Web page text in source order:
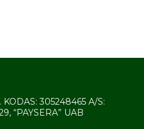
305248465 A/S:
“PAYSERA” UAB